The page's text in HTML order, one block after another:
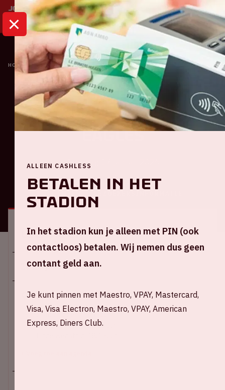
HOME KALENDER AJAX - GO AHEAD EAGLES
Eredivisie
Ajax - Go Ahead
Eagles
Zaterdag 17 januari 2026
Locatie en tijd
Za 17 januari 2026
Johan Cruijff ArenA
Stadion open: 15.00 uur
Start wedstrijd: 16:30 uur
ALLEEN CASHLESS
Betalen in het
stadion
In het stadion kun je alleen met PIN (ook
contactloos) betalen. Wij nemen dus geen
contant geld aan.
Je kunt pinnen met Maestro, VPAY, Mastercard,
Visa, Visa Electron, Maestro, VPAY, American
Express, Diners Club.